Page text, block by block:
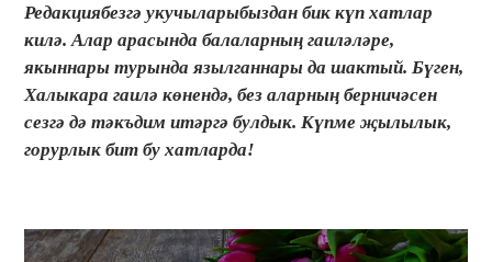
Редакциябезгә укучыларыбыздан бик күп хатлар
килә. Алар арасында балаларның гаиләләре,
якыннары турында язылганнары да шактый. Бүген,
Халыкара гаилә көнендә, без аларның берничәсен
сезгә дә тәкъдим итәргә булдык. Күпме җылылык,
горурлык бит бу хатларда!